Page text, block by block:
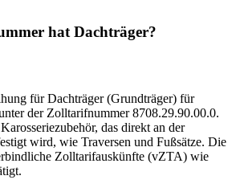
hat Dachträger?
für Dachträger (Grundträger) für
der Zolltarifnummer 8708.29.90.00.0.
das direkt an der
wird, wie Traversen und Fußsätze. Die
Zolltarifauskünfte (vZTA) wie